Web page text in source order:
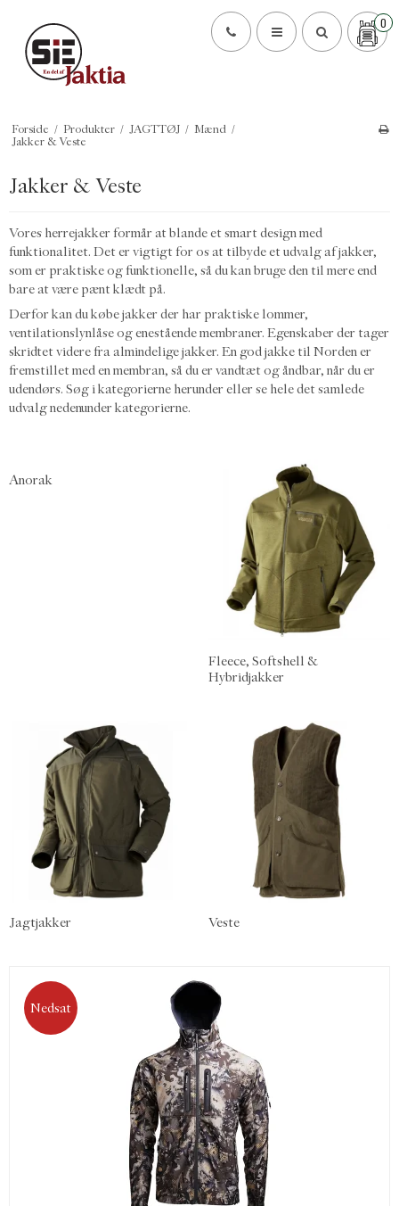
0
Forside / Produkter / JAGTTØJ / Mænd /
Jakker & Veste
Jakker & Veste
Vores herrejakker formår at blande et smart design med
funktionalitet. Det er vigtigt for os at tilbyde et udvalg af jakker,
som er praktiske og funktionelle, så du kan bruge den til mere end
bare at være pænt klædt på.
Derfor kan du købe jakker der har praktiske lommer,
ventilationslynlåse og enestående membraner. Egenskaber der tager
skridtet videre fra almindelige jakker. En god jakke til Norden er
fremstillet med en membran, så du er vandtæt og åndbar, når du er
udendørs. Søg i kategorierne herunder eller se hele det samlede
udvalg nedenunder kategorierne.
Anorak
Fleece, Softshell &
Hybridjakker
Jagtjakker Veste
Nedsat